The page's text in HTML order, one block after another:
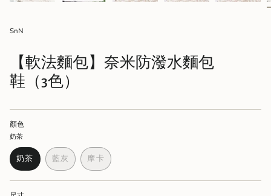
SnN
【軟法麵包】奈米防潑水麵包
鞋（3色）
顏色
奶茶
奶茶
VARIANT
SOLD
藍灰
VARIANT
SOLD
摩卡
VARIANT
SOLD